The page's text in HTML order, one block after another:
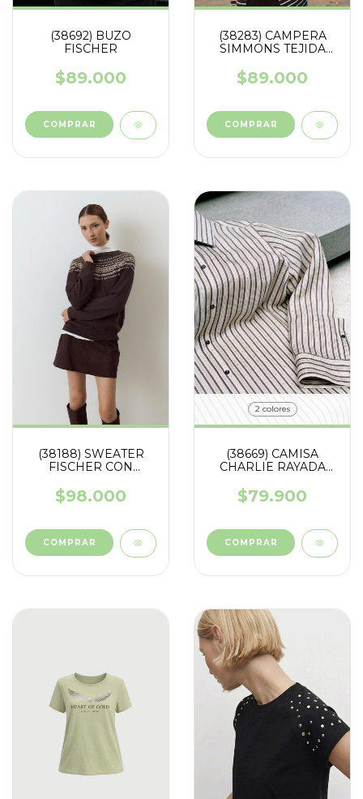
(38692) BUZO
FISCHER
$89.000
COMPRAR
(38283) CAMPERA
SIMMONS TEJIDA
$89.000
COMPRAR
(38188) SWEATER
FISCHER CON
$98.000
COMPRAR
2 colores
(38669) CAMISA
CHARLIE RAYADA
CLASICO
$79.900
COMPRAR